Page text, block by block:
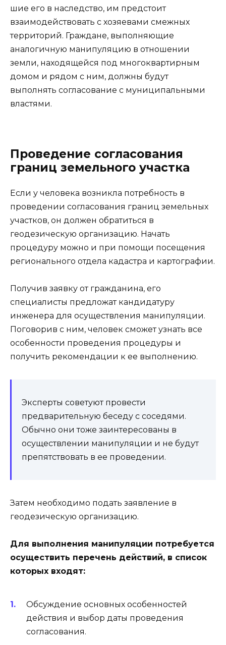
шие его в наследство, им предстоит
взаимодействовать с хозяевами смежных
территорий. Граждане, выполняющие
аналогичную манипуляцию в отношении
земли, находящейся под многоквартирным
домом и рядом с ним, должны будут
выполнять согласование с муниципальными
властями.
Проведение согласования
границ земельного участка
Если у человека возникла потребность в
проведении согласования границ земельных
участков, он должен обратиться в
геодезическую организацию. Начать
процедуру можно и при помощи посещения
регионального отдела кадастра и картографии.
Получив заявку от гражданина, его
специалисты предложат кандидатуру
инженера для осуществления манипуляции.
Поговорив с ним, человек сможет узнать все
особенности проведения процедуры и
получить рекомендации к ее выполнению.
Эксперты советуют провести
предварительную беседу с соседями.
Обычно они тоже заинтересованы в
осуществлении манипуляции и не будут
препятствовать в ее проведении.
Затем необходимо подать заявление в
геодезическую организацию.
Для выполнения манипуляции потребуется
осуществить перечень действий, в список
которых входят:
Обсуждение основных особенностей
действия и выбор даты проведения
согласования.